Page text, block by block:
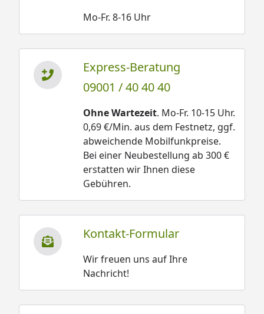
Mo-Fr. 8-16 Uhr
Express-Beratung
09001 / 40 40 40
Ohne Wartezeit. Mo-Fr. 10-15 Uhr.
0,69 €/Min. aus dem Festnetz, ggf.
abweichende Mobilfunkpreise.
Bei einer Neubestellung ab 300 €
erstatten wir Ihnen diese
Gebühren.
Kontakt-Formular
Wir freuen uns auf Ihre
Nachricht!